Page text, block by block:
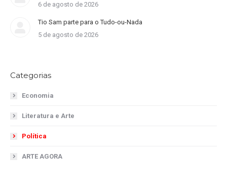
6 de agosto de 2026
Tio Sam parte para o Tudo-ou-Nada
5 de agosto de 2026
Categorias
Economia
Literatura e Arte
Política
ARTE AGORA